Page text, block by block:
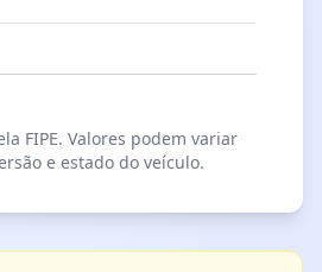
FIPE. Valores podem variar
e estado do veículo.